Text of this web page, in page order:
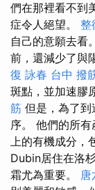
們在那裡看不到
症令人絕望。 整
自己的意願去看
前，還減少了與
復 詠春 台中 撥
斑點，並加速膠
筋 但是，為了
序。 他們的所
上的有機成分，
Dubin居住在洛
霜尤為重要。 唐